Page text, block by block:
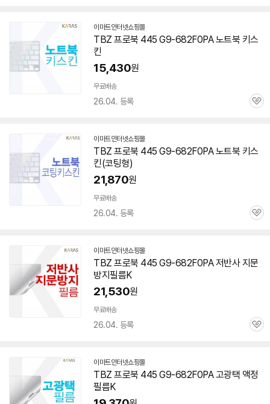
이마트인터넷쇼핑몰
TBZ 프로북 445 G9-682F0PA 노트북 키스
킨
15,430원
무료배송
26.04. 등록
관
이마트인터넷쇼핑몰
TBZ 프로북 445 G9-682F0PA 노트북 키스
킨(코팅형)
21,870원
무료배송
26.04. 등록
관
이마트인터넷쇼핑몰
TBZ 프로북 445 G9-682F0PA 저반사 지문
방지필름K
21,530원
무료배송
26.04. 등록
관
이마트인터넷쇼핑몰
TBZ 프로북 445 G9-682F0PA 고광택 액정
필름K